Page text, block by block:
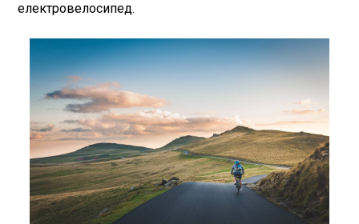
електровелосипед.